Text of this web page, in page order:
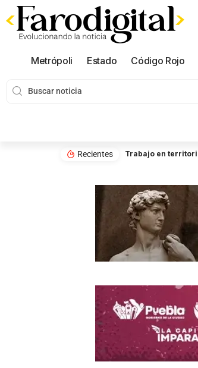
Metrópoli Estado Código Rojo
Recientes Trabajo en